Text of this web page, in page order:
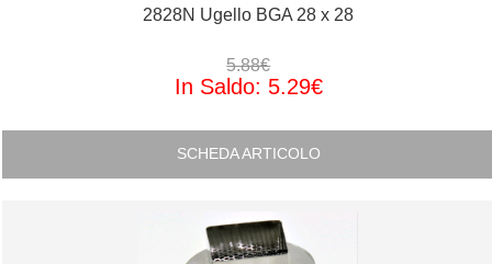
2828N Ugello BGA 28 x 28
5.88€
In Saldo: 5.29€
SCHEDA ARTICOLO